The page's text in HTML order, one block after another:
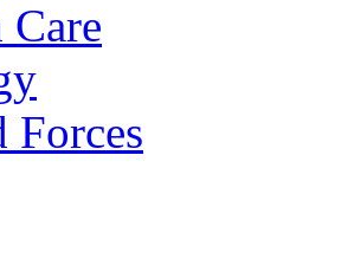
Care
Forces